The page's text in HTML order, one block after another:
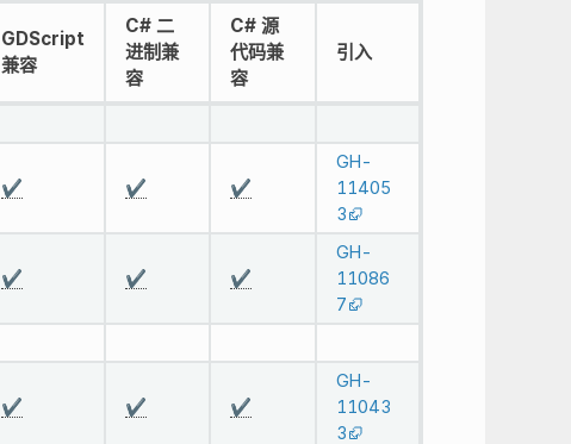
GDScript
兼容
C# 二
进制兼
容
C# 源
代码兼
容
引入
✔️ ✔️ ✔️
GH-
11405
3
✔️ ✔️ ✔️
GH-
11086
7
✔️ ✔️ ✔️
GH-
11043
3